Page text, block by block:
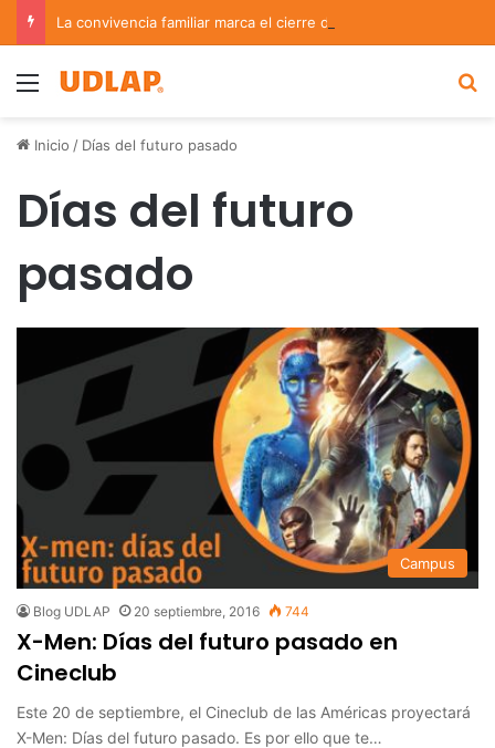
Menu
Inicio / Días del futuro pasado
Días del futuro
pasado
Campus
Blog UDLAP 20 septiembre, 2016 744
X-Men: Días del futuro pasado en
Cineclub
Este 20 de septiembre, el Cineclub de las Américas proyectará
X-Men: Días del futuro pasado. Es por ello que te…